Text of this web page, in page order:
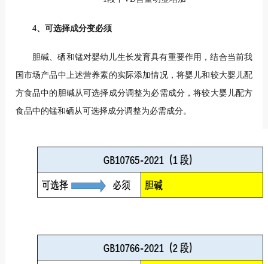
4、可选择成分变必须
胆碱、硒和锰对婴幼儿生长发育具有重要作用，结合当前我
国市场产品中上述营养素的实际添加情况，将婴儿和较大婴儿配
方食品中的胆碱从可选择成分调整为必需成分，将较大婴儿配方
食品中的锰和硒从可选择成分调整为必需成分。